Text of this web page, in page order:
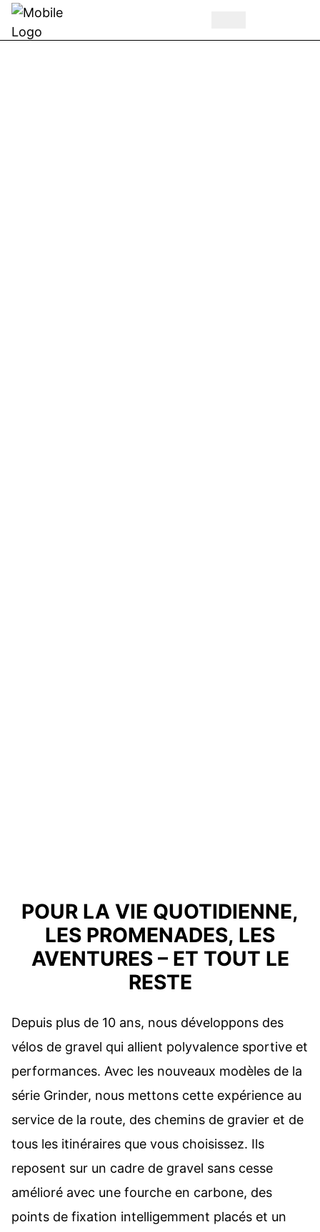
POUR LA VIE QUOTIDIENNE,
LES PROMENADES, LES
AVENTURES – ET TOUT LE
RESTE
Depuis plus de 10 ans, nous développons des
vélos de gravel qui allient polyvalence sportive et
performances. Avec les nouveaux modèles de la
série Grinder, nous mettons cette expérience au
service de la route, des chemins de gravier et de
tous les itinéraires que vous choisissez. Ils
reposent sur un cadre de gravel sans cesse
amélioré avec une fourche en carbone, des
points de fixation intelligemment placés et un